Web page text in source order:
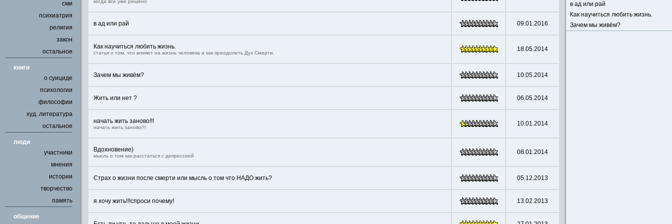
сми
психиатрия
религия
закон
остальное
книги
о суициде
психологии
философии
худ. литература
остальное
люди
участники
мнения
истории
творчество
память
общение
в ад или рай
Как научиться любить жизнь.
Зачем мы живём?
когда всё уже решено
в ад или рай 09.01.2016
Как научиться любить жизнь.
статья о том, что влияет на жизнь человека и как преодолеть Дух Смерти.
18.05.2014
Зачем мы живём? 10.05.2014
Жить или нет ? 06.05.2014
начать жить заново!!!
начать жить заново!!!
10.01.2014
Вдохновение)
мысль о том как расстаться с депрессией
08.01.2014
Страх о жизни после смерти или мысль о том что НАДО жить? 05.12.2013
я хочу жить!!!спроси почему! 13.02.2013